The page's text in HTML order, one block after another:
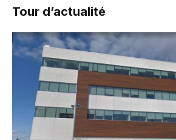
Tour d’actualité